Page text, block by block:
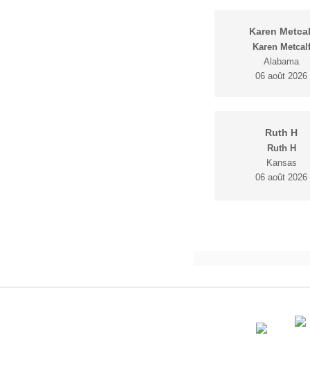
Karen
Karen Metcalf
Alabama
06 août 2026
Ruth H
Ruth H
Kansas
06 août 2026